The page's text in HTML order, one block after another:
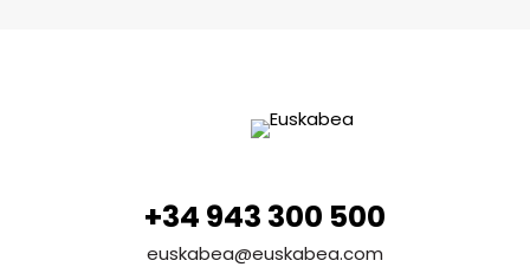
+34 943 300 500
euskabea@euskabea.com